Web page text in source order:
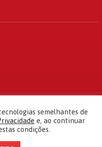
reservados
semelhantes de
e, ao continuar
condições.